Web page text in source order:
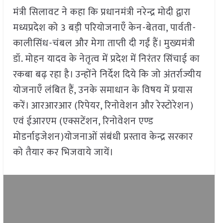
मंत्री सिलावट ने कहा कि प्रधानमंत्री नरेन्द्र मोदी द्वारा
मध्यप्रदेश को 3 बड़ी परियोजनाएँ केन-बेतवा, पार्वती-
कालीसिंध-चंबल और मेगा ताप्ती दी गईं हैं। मुख्यमंत्री
डॉ. मोहन यादव के नेतृत्व में प्रदेश में निरंतर सिंचाई का
रकबा बढ़ रहा है। उन्होंने निर्देश दिये कि जो अंतर्राज्यीय
योजनाएँ लंबित हैं, उनके समाधान के विषय में प्रयास
करें। आरआरआर (रिपेयर, रिनोवेशन और रेस्टोरेशन)
एवं ईआरएम (एक्सटेंशन, रिनोवेशन एण्ड
मोडर्नाइजेशन)योजनाओं संबंधी प्रस्ताव केन्द्र सरकार
को तैयार कर भिजवाये जायें।